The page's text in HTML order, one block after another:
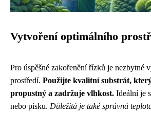
Vytvoření optimálního
Pro úspěšné zakořenění řízků je nezbytné
prostředí. Použijte kvalitní substrát,
propustný a zadržuje vlhkost. Ideální je
nebo písku. Důležitá je také správná